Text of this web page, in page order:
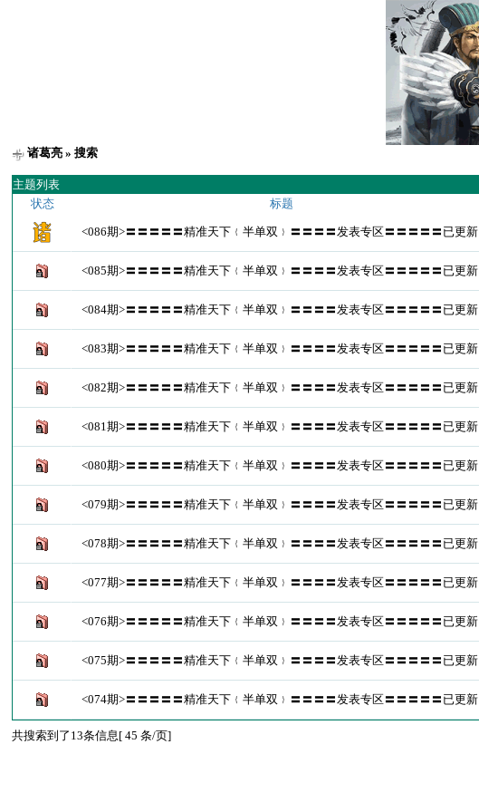
诸葛亮 » 搜索
主题列表
状态
标题
<086期>〓〓〓〓〓精准天下﹛半单双﹜〓〓〓〓发表专区〓〓〓〓〓已更新
<085期>〓〓〓〓〓精准天下﹛半单双﹜〓〓〓〓发表专区〓〓〓〓〓已更新
<084期>〓〓〓〓〓精准天下﹛半单双﹜〓〓〓〓发表专区〓〓〓〓〓已更新
<083期>〓〓〓〓〓精准天下﹛半单双﹜〓〓〓〓发表专区〓〓〓〓〓已更新
<082期>〓〓〓〓〓精准天下﹛半单双﹜〓〓〓〓发表专区〓〓〓〓〓已更新
<081期>〓〓〓〓〓精准天下﹛半单双﹜〓〓〓〓发表专区〓〓〓〓〓已更新
<080期>〓〓〓〓〓精准天下﹛半单双﹜〓〓〓〓发表专区〓〓〓〓〓已更新
<079期>〓〓〓〓〓精准天下﹛半单双﹜〓〓〓〓发表专区〓〓〓〓〓已更新
<078期>〓〓〓〓〓精准天下﹛半单双﹜〓〓〓〓发表专区〓〓〓〓〓已更新
<077期>〓〓〓〓〓精准天下﹛半单双﹜〓〓〓〓发表专区〓〓〓〓〓已更新
<076期>〓〓〓〓〓精准天下﹛半单双﹜〓〓〓〓发表专区〓〓〓〓〓已更新
<075期>〓〓〓〓〓精准天下﹛半单双﹜〓〓〓〓发表专区〓〓〓〓〓已更新
<074期>〓〓〓〓〓精准天下﹛半单双﹜〓〓〓〓发表专区〓〓〓〓〓已更新
共搜索到了13条信息[ 45 条/页]